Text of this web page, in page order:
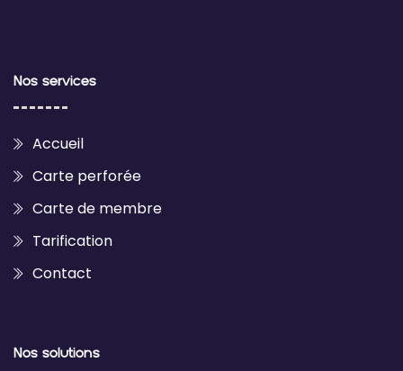
Nos services
Accueil
Carte perforée
Carte de membre
Tarification
Contact
Nos solutions